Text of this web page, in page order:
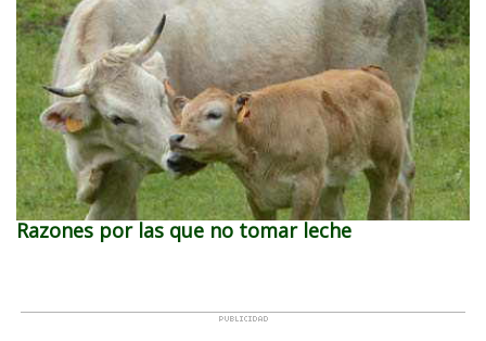
Razones por las que no tomar leche